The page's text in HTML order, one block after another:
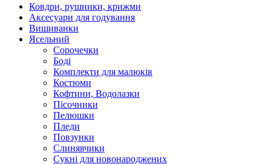
Ковдри, рушники, крижми
Аксесуари для годування
Вишиванки
Ясельний
Cорочечки
Боді
Комплекти для малюків
Костюми
Кофтини, Водолазки
Пісочники
Пелюшки
Пледи
Повзунки
Слинявчики
Сукні для новонароджених